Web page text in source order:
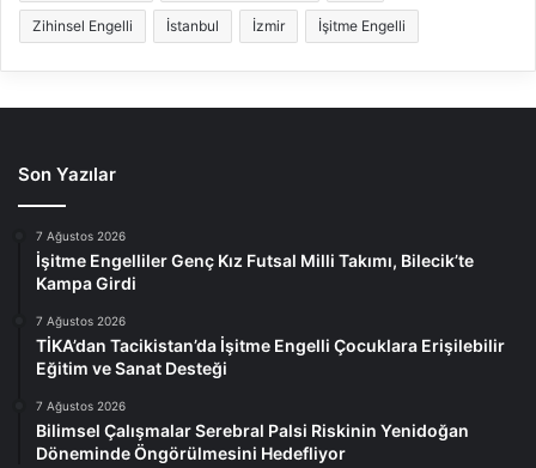
Zihinsel Engelli İstanbul İzmir İşitme Engelli
Son Yazılar
7 Ağustos 2026
İşitme Engelliler Genç Kız Futsal Milli Takımı, Bilecik’te
Kampa Girdi
7 Ağustos 2026
TİKA’dan Tacikistan’da İşitme Engelli Çocuklara Erişilebilir
Eğitim ve Sanat Desteği
7 Ağustos 2026
Bilimsel Çalışmalar Serebral Palsi Riskinin Yenidoğan
Döneminde Öngörülmesini Hedefliyor